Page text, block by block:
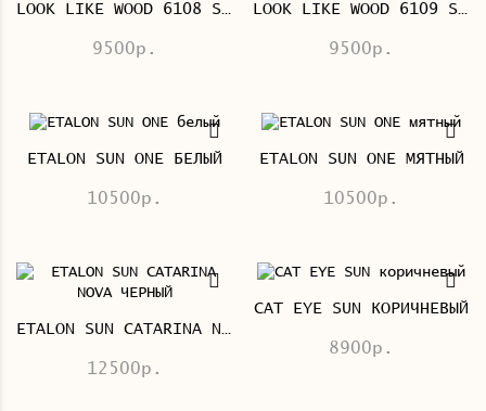
LOOK LIKE WOOD 6108 SUN ЧЕРНЫЙ
9500р.
LOOK LIKE WOOD 6109 SUN СВЕТЛО-КОРИЧНЕВЫЙ
9500р.
ETALON SUN ONE БЕЛЫЙ
10500р.
ETALON SUN ONE МЯТНЫЙ
10500р.
ETALON SUN CATARINA NOVA ЧЕРНЫЙ
12500р.
CAT EYE SUN КОРИЧНЕВЫЙ
8900р.